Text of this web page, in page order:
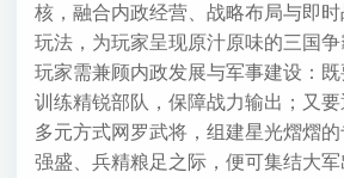
核，融合内政经营、战略布局与即
玩法，为玩家呈现原汁原味的三国争
玩家需兼顾内政发展与军事建设：既
训练精锐部队，保障战力输出；又
多元方式网罗武将，组建星光熠熠
强盛、兵精粮足之际，便可集结大